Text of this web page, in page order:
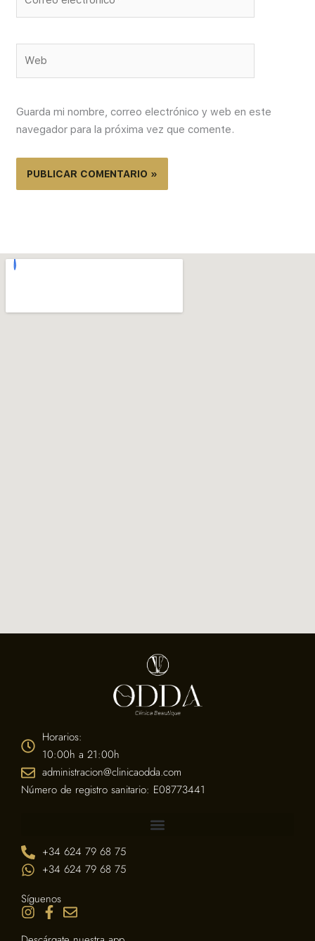
Guarda mi nombre, correo electrónico y web en este
navegador para la próxima vez que comente.
Horarios:
10:00h a 21:00h
administracion@clinicaodda.com
Número de registro sanitario: E08773441
+34 624 79 68 75
+34 624 79 68 75
Síguenos